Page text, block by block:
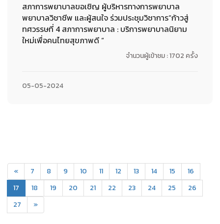
สภาการพยาบาลขอเชิญ ผู้บริหารทางการพยาบาล
พยาบาลวิชาชีพ และผู้สนใจ ร่วมประชุมวิชาการ“ก้าวสู่
ทศวรรษที่ 4 สภาการพยาบาล : บริการพยาบาลนิยาม
ใหม่เพื่อคนไทยสุขภาพดี “
จำนวนผู้เข้าชม : 1702 ครั้ง
05-05-2024
« 7 8 9 10 11 12 13 14 15
16
17 (current)
18 19 20 21 22 23 24 25
26
27
»